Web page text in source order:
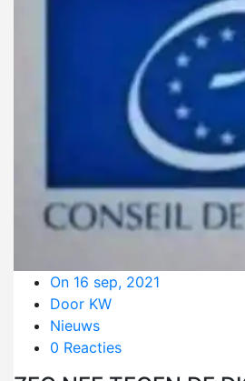
On 16 sep, 2021
Door KW
Nieuws
0 Reacties